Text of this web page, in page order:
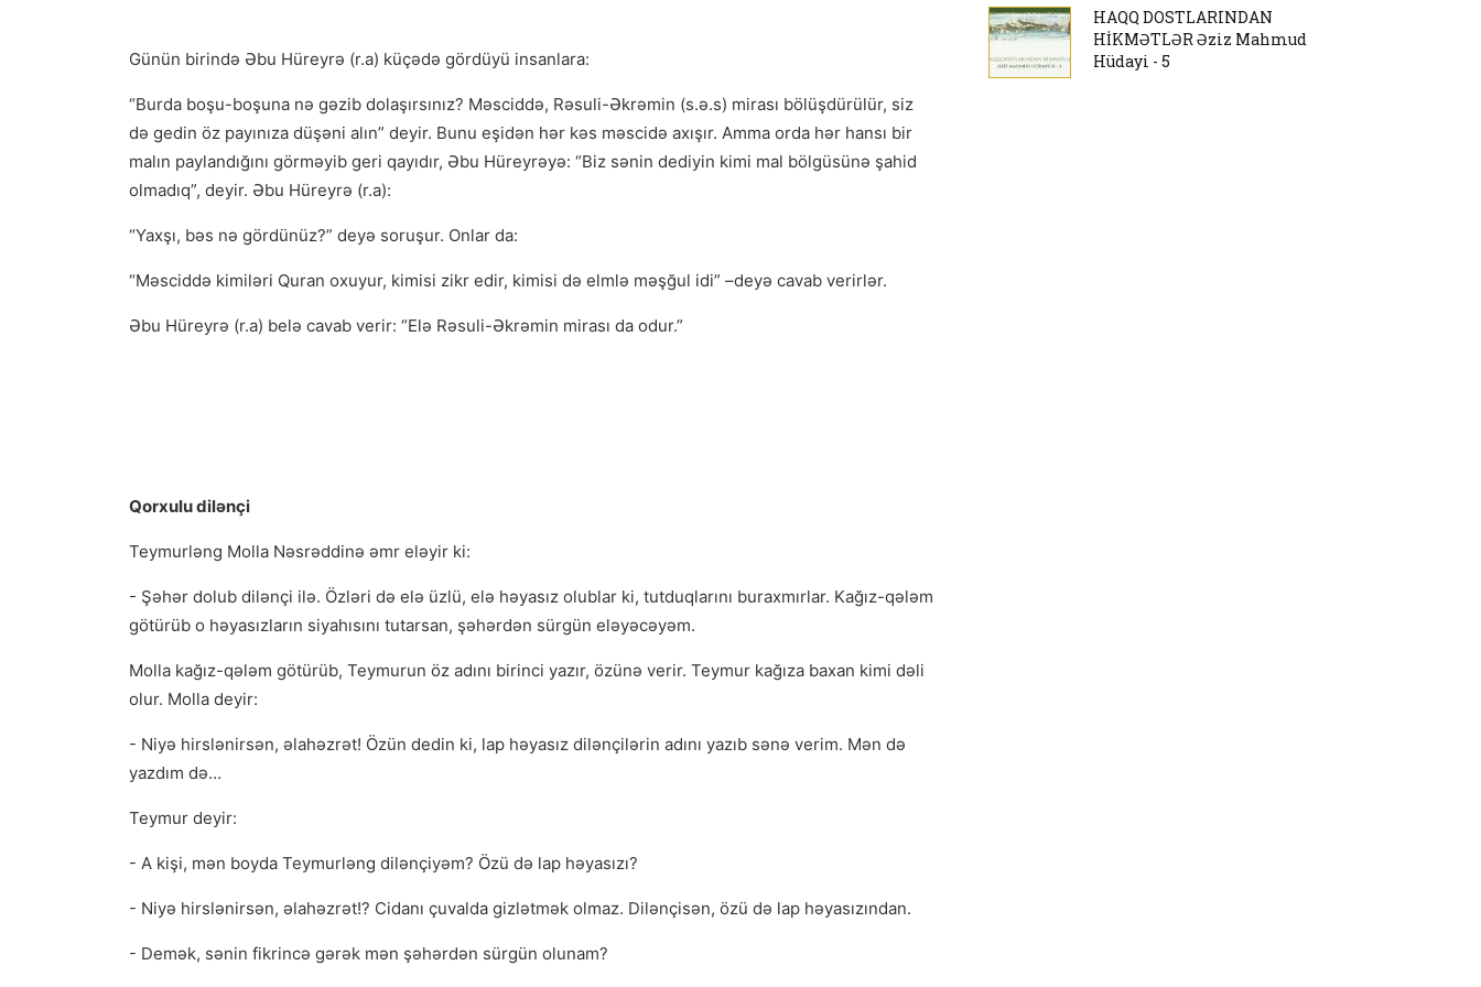
Günün birində Əbu Hüreyrə (r.a) küçədə gördüyü insanlara:
“Burda boşu-boşuna nə gəzib dolaşırsınız? Məsciddə, Rəsuli-Əkrəmin (s.ə.s) mirası bölüşdürülür, siz
də gedin öz payınıza düşəni alın” deyir. Bunu eşidən hər kəs məscidə axışır. Amma orda hər hansı bir
malın paylandığını görməyib geri qayıdır, Əbu Hüreyrəyə: “Biz sənin dediyin kimi mal bölgüsünə şahid
olmadıq”, deyir. Əbu Hüreyrə (r.a):
“Yaxşı, bəs nə gördünüz?” deyə soruşur. Onlar da:
“Məsciddə kimiləri Quran oxuyur, kimisi zikr edir, kimisi də elmlə məşğul idi” –deyə cavab verirlər.
Əbu Hüreyrə (r.a) belə cavab verir: “Elə Rəsuli-Əkrəmin mirası da odur.”
Qorxulu dilənçi
Teymurləng Molla Nəsrəddinə əmr eləyir ki:
- Şəhər dolub dilənçi ilə. Özləri də elə üzlü, elə həyasız olublar ki, tutduqlarını buraxmırlar. Kağız-qələm
götürüb o həyasızların siyahısını tutarsan, şəhərdən sürgün eləyəcəyəm.
Molla kağız-qələm götürüb, Teymurun öz adını birinci yazır, özünə verir. Teymur kağıza baxan kimi dəli
olur. Molla deyir:
- Niyə hirslənirsən, əlahəzrət! Özün dedin ki, lap həyasız dilənçilərin adını yazıb sənə verim. Mən də
yazdım də…
Teymur deyir:
- A kişi, mən boyda Teymurləng dilənçiyəm? Özü də lap həyasızı?
- Niyə hirslənirsən, əlahəzrət!? Cidanı çuvalda gizlətmək olmaz. Dilənçisən, özü də lap həyasızından.
- Demək, sənin fikrincə gərək mən şəhərdən sürgün olunam?
HAQQ DOSTLARINDAN
HİKMƏTLƏR Əziz Mahmud
Hüdayi - 5